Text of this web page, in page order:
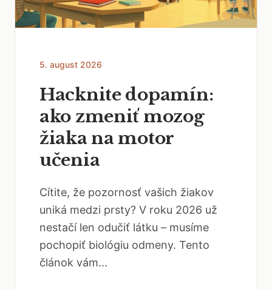
5. august 2026
Hacknite dopamín:
ako zmeniť mozog
žiaka na motor
učenia
Cítite, že pozornosť vašich žiakov
uniká medzi prsty? V roku 2026 už
nestačí len odučiť látku – musíme
pochopiť biológiu odmeny. Tento
článok vám...